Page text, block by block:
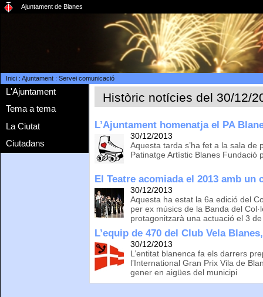
Ajuntament de Blanes
Inici: Ajuntament: Servei comunicació
L'Ajuntament
Tema a tema
La Ciutat
Ciutadans
Històric notícies del 30/12/
L’Ajuntament homenatja el PA
30/12/2013
Aquesta tarda s’ha fet a la sala de
Patinatge Artístic Blanes Fundació
El Teatre acomiada el 2013 amb un
30/12/2013
Aquesta ha estat la 6a edició del
per ex músics de la Banda del
protagonitzarà una actuació el 3
L’equip de 470 del Club Vela
30/12/2013
L’entitat blanenca fa els darrers
l’International Gran Prix Vila de
gener en aigües del municipi